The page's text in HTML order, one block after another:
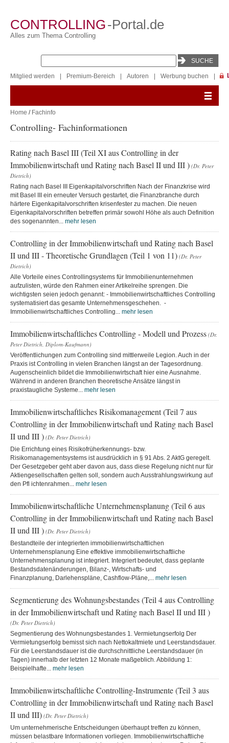
CONTROLLING-Portal.de
Alles zum Thema Controlling
Mitglied werden Premium-Bereich Autoren Werbung buchen
Home / Fachinfo
Controlling- Fachinformationen
Rating nach Basel III (Teil XI aus Controlling in der
Immobilienwirtschaft und Rating nach Basel II und III ) (Dr. Peter
Dietrich)
Rating nach Basel III Eigenkapitalvorschriften Nach der Finanzkrise wird
mit Basel III ein erneuter Versuch gestartet, die Finanzbranche durch
härtere Eigenkapitalvorschriften krisenfester zu machen. Die neuen
Eigenkapitalvorschriften betreffen primär sowohl Höhe als auch Definition
des sogenannten... mehr lesen
Controlling in der Immobilienwirtschaft und Rating nach Basel
II und III - Theoretische Grundlagen (Teil 1 von 11) (Dr. Peter
Dietrich)
Alle Vorteile eines Controllingsystems für Immobilienunternehmen
aufzulisten, würde den Rahmen einer Artikelreihe sprengen. Die
wichtigsten seien jedoch genannt: - Immobilienwirtschaftliches Controlling
systematisiert das gesamte Unternehmensgeschehen. -
Immobilienwirtschaftliches Controlling... mehr lesen
Immobilienwirtschaftliches Controlling - Modell und Prozess (Dr.
Peter Dietrich, Diplom-Kaufmann)
Veröffentlichungen zum Controlling sind mittlerweile Legion. Auch in der
Praxis ist Controlling in vielen Branchen längst an der Tagesordnung.
Augenscheinlich bildet die Immobilienwirtschaft hier eine Ausnahme.
Während in anderen Branchen theoretische Ansätze längst in
praxistaugliche Systeme... mehr lesen
Immobilienwirtschaftliches Risikomanagement (Teil 7 aus
Controlling in der Immobilienwirtschaft und Rating nach Basel
II und III ) (Dr. Peter Dietrich)
Die Errichtung eines Risikofrüherkennungs- bzw.
Risikomanagementsystems ist ausdrücklich in § 91 Abs. 2 AktG geregelt.
Der Gesetzgeber geht aber davon aus, dass diese Regelung nicht nur für
Aktiengesellschaften gelten soll, sondern auch Ausstrahlungswirkung auf
den Pfl ichtenrahmen... mehr lesen
Immobilienwirtschaftliche Unternehmensplanung (Teil 6 aus
Controlling in der Immobilienwirtschaft und Rating nach Basel
II und III ) (Dr. Peter Dietrich)
Bestandteile der integrierten immobilienwirtschaftlichen
Unternehmensplanung Eine effektive immobilienwirtschaftliche
Unternehmensplanung ist integriert. Integriert bedeutet, dass geplante
Bestandsdatenänderungen, Bilanz-, Wirtschafts- und
Finanzplanung, Darlehenspläne, Cashflow-Pläne,... mehr lesen
Segmentierung des Wohnungsbestandes (Teil 4 aus Controlling
in der Immobilienwirtschaft und Rating nach Basel II und III )
(Dr. Peter Dietrich)
Segmentierung des Wohnungsbestandes 1. Vermietungserfolg Der
Vermietungserfolg bemisst sich nach Nettokaltmiete und Leerstandsdauer.
Für die Leerstandsdauer ist die durchschnittliche Leerstandsdauer (in
Tagen) innerhalb der letzten 12 Monate maßgeblich. Abbildung 1:
Beispielhafte... mehr lesen
Immobilienwirtschaftliche Controlling-Instrumente (Teil 3 aus
Controlling in der Immobilienwirtschaft und Rating nach Basel
II und III) (Dr. Peter Dietrich)
Um unternehmerische Entscheidungen überhaupt treffen zu können,
müssen belastbare Informationen vorliegen. Immobilienwirtschaftliche